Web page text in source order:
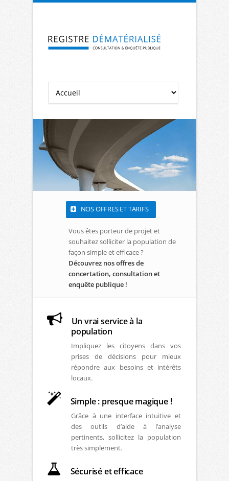
Aller à la navigation Aller au contenu
NOS OFFRES ET TARIFS
Vous êtes porteur de projet et
souhaitez solliciter la population de
façon simple et efficace ?
Découvrez nos offres de
concertation, consultation et
enquête publique !
Un vrai service à la
population
Impliquez les citoyens dans vos
prises de décisions pour mieux
répondre aux besoins et intérêts
locaux.
Simple : presque magique !
Grâce à une interface intuitive et
des outils d’aide à l’analyse
pertinents, sollicitez la population
très simplement.
Sécurisé et efficace